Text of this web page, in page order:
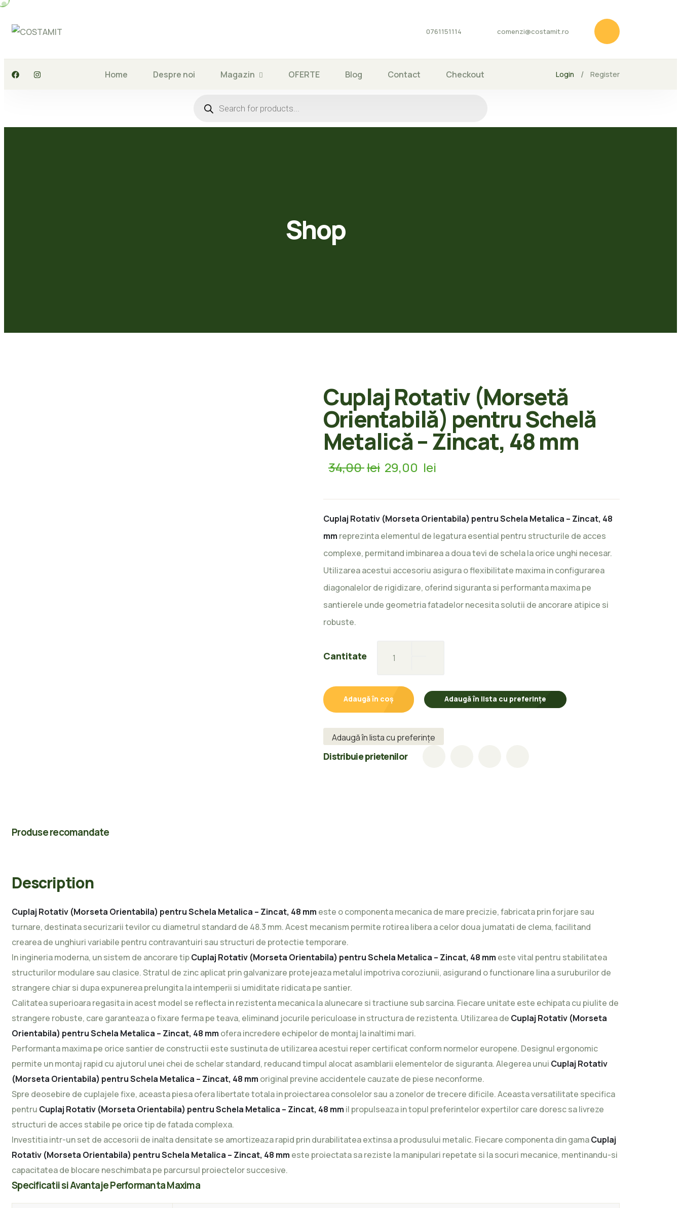
to
0761151114 comenzi@costamit.ro
Home Despre noi Magazin OFERTE Blog Contact Checkout Login / Register
search
Shop
Cuplaj Rotativ (Morsetă
Orientabilă) pentru Schelă
Metalică – Zincat, 48 mm
34,00lei Prețul
inițial
fost:
34,00 lei.
29,00 lei
29,00 lei.
Cuplaj Rotativ (Morseta Orientabila) pentru Schela Metalica – Zincat, 48
mm reprezinta elementul de legatura esential pentru structurile de acces
complexe, permitand imbinarea a doua tevi de schela la orice unghi necesar.
Utilizarea acestui accesoriu asigura o flexibilitate maxima in configurarea
diagonalelor de rigidizare, oferind siguranta si performanta maxima pe
santierele unde geometria fatadelor necesita solutii de ancorare atipice si
robuste.
Cantitate
Rotativ
Orientabilă)
Metalică
–
Adaugă în coș Adaugă în lista cu preferințe
Adaugă în lista cu preferințe
Distribuie prietenilor
Produse recomandate
Description
Cuplaj Rotativ (Morseta Orientabila) pentru Schela Metalica – Zincat, 48 mm este o componenta mecanica de mare precizie, fabricata prin forjare sau
turnare, destinata securizarii tevilor cu diametrul standard de 48.3 mm. Acest mecanism permite rotirea libera a celor doua jumatati de clema, facilitand
crearea de unghiuri variabile pentru contravantuiri sau structuri de protectie temporare.
In ingineria moderna, un sistem de ancorare tipCuplaj Rotativ (Morseta Orientabila) pentru Schela Metalica – Zincat, 48 mm este vital pentru stabilitatea
structurilor modulare sau clasice. Stratul de zinc aplicat prin galvanizare protejeaza metalul impotriva coroziunii, asigurand o functionare lina a suruburilor de
strangere chiar si dupa expunerea prelungita la intemperii si umiditate ridicata pe santier.
Calitatea superioara regasita in acest model se reflecta in rezistenta mecanica la alunecare si tractiune sub sarcina. Fiecare unitate este echipata cu piulite de
strangere robuste, care garanteaza o fixare ferma pe teava, eliminand jocurile periculoase in structura de rezistenta. Utilizarea de Cuplaj Rotativ (Morseta
Orientabila) pentru Schela Metalica – Zincat, 48 mm ofera incredere echipelor de montaj la inaltimi mari.
Performanta maxima pe orice santier de constructii este sustinuta de utilizarea acestui reper certificat conform normelor europene. Designul ergonomic
permite un montaj rapid cu ajutorul unei chei de schelar standard, reducand timpul alocat asamblarii elementelor de siguranta. Alegerea unui Cuplaj Rotativ
(Morseta Orientabila) pentru Schela Metalica – Zincat, 48 mm original previne accidentele cauzate de piese neconforme.
Spre deosebire de cuplajele fixe, aceasta piesa ofera libertate totala in proiectarea consolelor sau a zonelor de trecere dificile. Aceasta versatilitate specifica
pentru Cuplaj Rotativ (Morseta Orientabila) pentru Schela Metalica – Zincat, 48 mm il propulseaza in topul preferintelor expertilor care doresc sa livreze
structuri de acces stabile pe orice tip de fatada complexa.
Investitia intr-un set de accesorii de inalta densitate se amortizeaza rapid prin durabilitatea extinsa a produsului metalic. Fiecare componenta din gamaCuplaj
Rotativ (Morseta Orientabila) pentru Schela Metalica – Zincat, 48 mm este proiectata sa reziste la manipulari repetate si la socuri mecanice, mentinandu-si
capacitatea de blocare neschimbata pe parcursul proiectelor succesive.
Specificatii si Avantaje Performanta Maxima